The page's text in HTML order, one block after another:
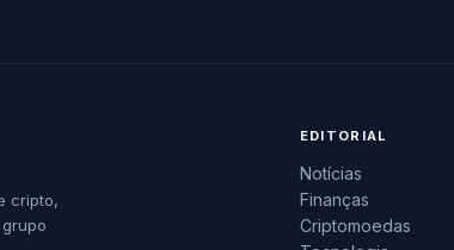
cripto,
EDITORIAL
Notícias
Finanças
Criptomoedas